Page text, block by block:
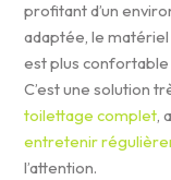
profitant d’un
adaptée, le
est plus
C’est une solution
toilettage complet ,
entretenir
l’attention.